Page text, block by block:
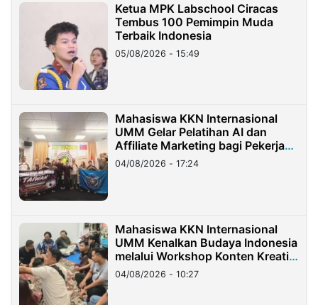
Ketua MPK Labschool Ciracas
Tembus 100 Pemimpin Muda
Terbaik Indonesia
05/08/2026 - 15:49
Mahasiswa KKN Internasional
UMM Gelar Pelatihan AI dan
Affiliate Marketing bagi Pekerja
Migran Indonesia di Taiwan
04/08/2026 - 17:24
Mahasiswa KKN Internasional
UMM Kenalkan Budaya Indonesia
melalui Workshop Konten Kreatif
di Taiwan
04/08/2026 - 10:27